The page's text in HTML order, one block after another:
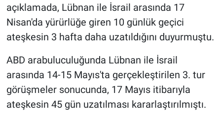
açıklamada, Lübnan ile İsrail arasında 17
Nisan'da yürürlüğe giren 10 günlük geçici
ateşkesin 3 hafta daha uzatıldığını duyurmuştu.
ABD arabuluculuğunda Lübnan ile İsrail
arasında 14-15 Mayıs'ta gerçekleştirilen 3. tur
görüşmeler sonucunda, 17 Mayıs itibarıyla
ateşkesin 45 gün uzatılması kararlaştırılmıştı.